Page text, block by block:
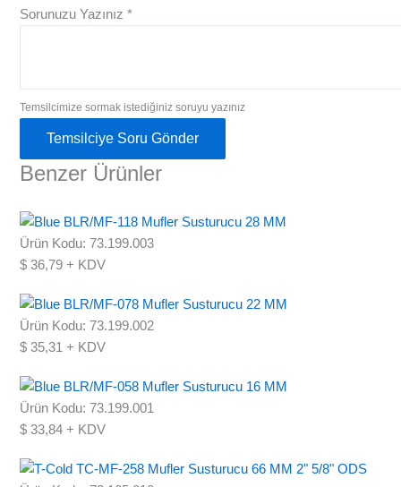
Sorunuzu Yazınız *
Temsilcimize sormak istediğiniz soruyu yazınız
Temsilciye Soru Gönder
Benzer Ürünler
Ürün Kodu: 73.199.003
$ 36,79 + KDV
Ürün Kodu: 73.199.002
$ 35,31 + KDV
Ürün Kodu: 73.199.001
$ 33,84 + KDV